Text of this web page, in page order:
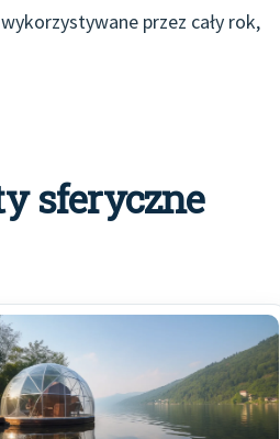
przez cały rok,
sferyczne